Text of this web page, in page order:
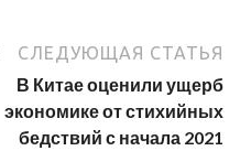
СЛЕДУЮЩАЯ СТАТЬЯ
В Китае оценили ущерб
экономике от стихийных
бедствий с начала 2021